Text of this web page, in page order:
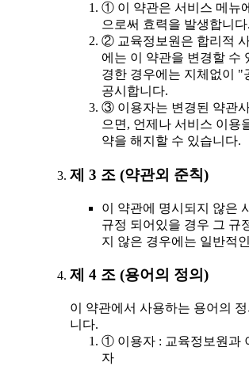
① 이 약관은 서비스 메뉴
으로써 효력을 발생합니다.
② 교육정보원은 합리적
에는 이 약관을 변경할 수
경한 경우에는 지체없이 "
공시합니다.
③ 이용자는 변경된 약관
으면, 언제나 서비스 이용
약을 해지할 수 있습니다.
제 3 조 (약관외 준칙)
이 약관에 명시되지 않은
규정 되어있을 경우 그 규
지 않은 경우에는 일반적
제 4 조 (용어의 정의)
이 약관에서 사용하는 용어의
니다.
① 이용자 : 교육정보원과
자